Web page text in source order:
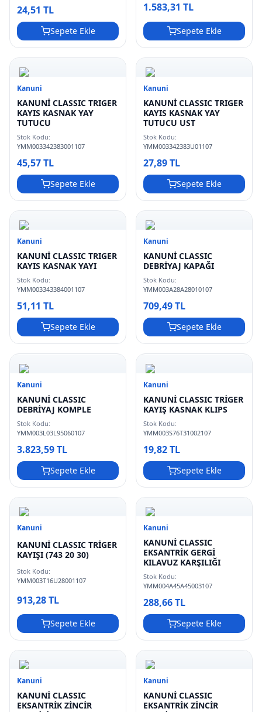
24,51 TL
Sepete Ekle
1.583,31 TL
Sepete Ekle
Kanuni
KANUNİ CLASSIC TRIGER
KAYIS KASNAK YAY
TUTUCU
Stok Kodu:
YMM003342383001107
45,57 TL
Sepete Ekle
Kanuni
KANUNİ CLASSIC TRIGER
KAYIS KASNAK YAY
TUTUCU UST
Stok Kodu:
YMM003342383U01107
27,89 TL
Sepete Ekle
Kanuni
KANUNİ CLASSIC TRIGER
KAYIS KASNAK YAYI
Stok Kodu:
YMM003343384001107
51,11 TL
Sepete Ekle
Kanuni
KANUNİ CLASSIC
DEBRİYAJ KAPAĞI
Stok Kodu:
YMM003A28A28010107
709,49 TL
Sepete Ekle
Kanuni
KANUNİ CLASSIC
DEBRİYAJ KOMPLE
Stok Kodu:
YMM003L03L95060107
3.823,59 TL
Sepete Ekle
Kanuni
KANUNİ CLASSIC TRİGER
KAYIŞ KASNAK KLIPS
Stok Kodu:
YMM003S76T31002107
19,82 TL
Sepete Ekle
Kanuni
KANUNİ CLASSIC TRİGER
KAYIŞI (743 20 30)
Stok Kodu:
YMM003T16U28001107
913,28 TL
Sepete Ekle
Kanuni
KANUNİ CLASSIC
EKSANTRİK GERGİ
KILAVUZ KARŞILIĞI
Stok Kodu:
YMM004A45A45003107
288,66 TL
Sepete Ekle
Kanuni
KANUNİ CLASSIC
EKSANTRİK ZİNCİR
Kanuni
KANUNİ CLASSIC
EKSANTRİK ZİNCİR